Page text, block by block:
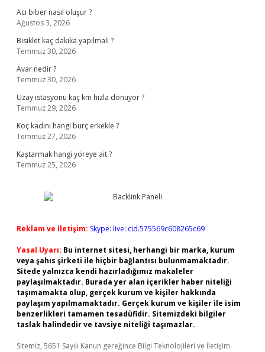
Acı biber nasıl oluşur ?
Ağustos 3, 2026
Bisiklet kaç dakika yapılmalı ?
Temmuz 30, 2026
Avar nedir ?
Temmuz 30, 2026
Uzay istasyonu kaç km hızla dönüyor ?
Temmuz 29, 2026
Koç kadını hangi burç erkekle ?
Temmuz 27, 2026
Kaştarmak hangi yöreye ait ?
Temmuz 25, 2026
Reklam ve İletişim: Skype: live:.cid.575569c608265c69
Yasal Uyarı: Bu internet sitesi, herhangi bir marka, kurum
veya şahıs şirketi ile hiçbir bağlantısı bulunmamaktadır.
Sitede yalnızca kendi hazırladığımız makaleler
paylaşılmaktadır. Burada yer alan içerikler haber niteliği
taşımamakta olup, gerçek kurum ve kişiler hakkında
paylaşım yapılmamaktadır. Gerçek kurum ve kişiler ile isim
benzerlikleri tamamen tesadüfidir. Sitemizdeki bilgiler
taslak halindedir ve tavsiye niteliği taşımazlar.
Sitemiz, 5651 Sayılı Kanun gereğince Bilgi Teknolojileri ve İletişim